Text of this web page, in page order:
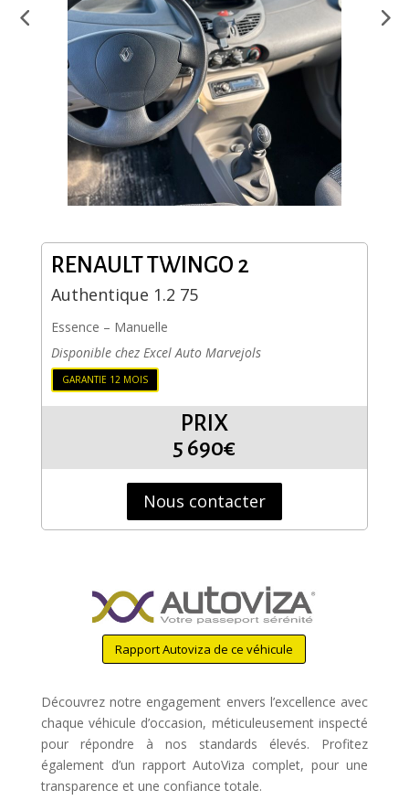
RENAULTTWINGO 2
Authentique 1.2 75
Essence – Manuelle
Disponible chez Excel Auto Marvejols
GARANTIE 12 MOIS
PRIX
5 690€
Nous contacter
Rapport Autoviza de ce véhicule
Découvrez notre engagement envers l’excellence avec
chaque véhicule d’occasion, méticuleusement inspecté
pour répondre à nos standards élevés. Profitez
également d’un rapport AutoViza complet, pour une
transparence et une confiance totale.